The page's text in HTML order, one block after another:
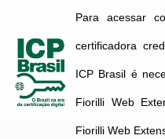
Para acessar
certificadora
ICP Brasil é
Fiorilli Web
Fiorilli Web